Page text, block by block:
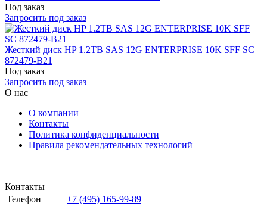
Под заказ
Запросить под заказ
Жесткий диск HP 1.2TB SAS 12G ENTERPRISE 10K SFF SC
872479-B21
Под заказ
Запросить под заказ
О нас
О компании
Контакты
Политика конфиденциальности
Правила рекомендательных технологий
Контакты
Телефон
+7 (495) 165-99-89